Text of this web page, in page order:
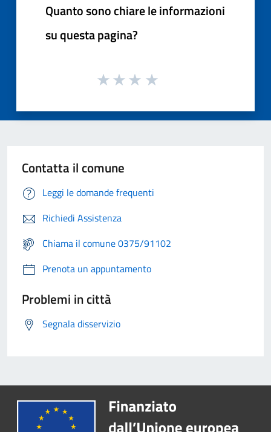
Quanto sono chiare le informazioni
su questa pagina?
Contatta il comune
Leggi le domande frequenti
Richiedi Assistenza
Chiama il comune 0375/91102
Prenota un appuntamento
Problemi in città
Segnala disservizio